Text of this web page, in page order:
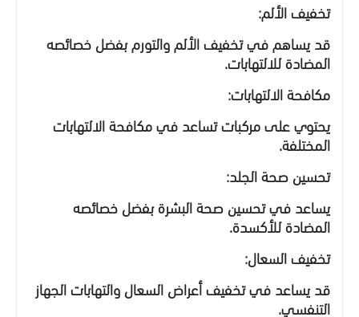
تخفيف الألم:
قد يساهم في تخفيف الألم والتورم بفضل خصائصه
المضادة للالتهابات.
مكافحة الالتهابات:
يحتوي على مركبات تساعد في مكافحة الالتهابات
المختلفة.
تحسين صحة الجلد:
يساعد في تحسين صحة البشرة بفضل خصائصه
المضادة للأكسدة.
تخفيف السعال:
قد يساعد في تخفيف أعراض السعال والتهابات الجهاز
التنفسي.